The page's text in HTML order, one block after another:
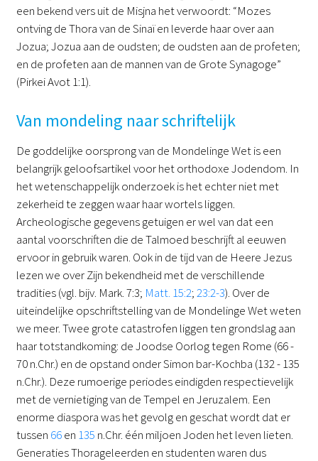
een bekend vers uit de Misjna het verwoordt: “Mozes
ontving de Thora van de Sinaï en leverde haar over aan
Jozua; Jozua aan de oudsten; de oudsten aan de profeten;
en de profeten aan de mannen van de Grote Synagoge”
(Pirkei Avot 1:1).
Van mondeling naar schriftelijk
De goddelijke oorsprong van de Mondelinge Wet is een
belangrijk geloofsartikel voor het orthodoxe Jodendom. In
het wetenschappelijk onderzoek is het echter niet met
zekerheid te zeggen waar haar wortels liggen.
Archeologische gegevens getuigen er wel van dat een
aantal voorschriften die de Talmoed beschrijft al eeuwen
ervoor in gebruik waren. Ook in de tijd van de Heere Jezus
lezen we over Zijn bekendheid met de verschillende
tradities (vgl. bijv. Mark. 7:3; Matt. 15:2;23:2-3). Over de
uiteindelijke opschriftstelling van de Mondelinge Wet weten
we meer. Twee grote catastrofen liggen ten grondslag aan
haar totstandkoming: de Joodse Oorlog tegen Rome (66 -
70 n.Chr.) en de opstand onder Simon bar-Kochba (132 - 135
n.Chr.). Deze rumoerige periodes eindigden respectievelijk
met de vernietiging van de Tempel en Jeruzalem. Een
enorme diaspora was het gevolg en geschat wordt dat er
tussen 66en 135 n.Chr. één miljoen Joden het leven lieten.
Generaties Thorageleerden en studenten waren dus